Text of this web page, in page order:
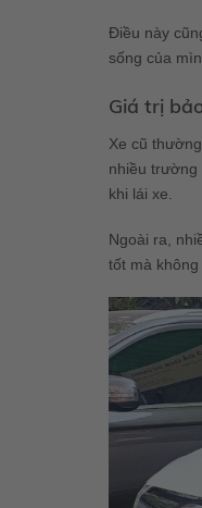
Điều này
sống của
Giá trị
Xe cũ
nhiều trường
khi lái xe.
Ngoài ra,
tốt mà